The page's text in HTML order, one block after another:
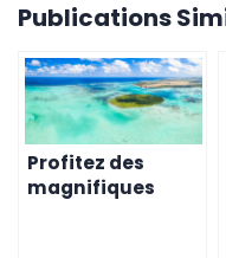
Publications
Profitez des
magnifiques